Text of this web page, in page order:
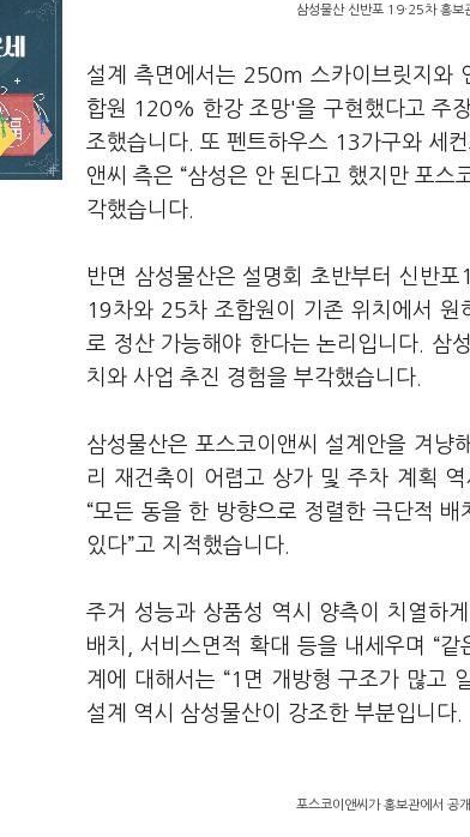
삼성물산 신반포 19·25차 홍보
설계 측면에서는 250m 스카이브릿지와
합원 120% 한강 조망'을 구현했다고 주
조했습니다. 또 펜트하우스 13가구와 세
앤씨 측은 “삼성은 안 된다고 했지만 포스
각했습니다.
반면 삼성물산은 설명회 초반부터 신반
19차와 25차 조합원이 기존 위치에서
로 정산 가능해야 한다는 논리입니다. 삼
치와 사업 추진 경험을 부각했습니다.
삼성물산은 포스코이앤씨 설계안을 겨냥
리 재건축이 어렵고 상가 및 주차 계획
“모든 동을 한 방향으로 정렬한 극단적
있다”고 지적했습니다.
주거 성능과 상품성 역시 양측이 치열하
배치, 서비스면적 확대 등을 내세우며 “
계에 대해서는 “1면 개방형 구조가 많고
설계 역시 삼성물산이 강조한 부분입니다.
포스코이앤씨가 홍보관에서 공